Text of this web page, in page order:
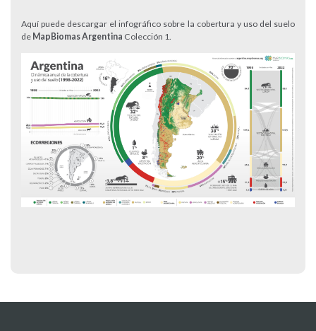
Aquí puede descargar el infográfico sobre la cobertura y uso del suelo
de MapBiomas Argentina Colección 1.